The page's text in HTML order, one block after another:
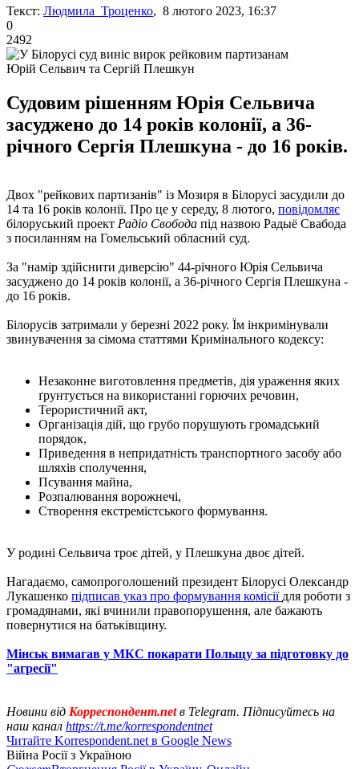
Текст: Людмила Троценко, 8 лютого 2023, 16:37
0
2492
Юрій Сельвич та Сергій Плешкун
Судовим рішенням Юрія Сельвича
засуджено до 14 років колонії, а 36-
річного Сергія Плешкуна - до 16 років.
Двох "рейкових партизанів" із Мозиря в Білорусі засудили до
14 та 16 років колонії. Про це у середу, 8 лютого, повідомляє
білоруський проект Радіо Свобода під назвою Радыё Свабода
з посиланням на Гомельський обласний суд.
За "намір здійснити диверсію" 44-річного Юрія Сельвича
засуджено до 14 років колонії, а 36-річного Сергія Плешкуна -
до 16 років.
Білорусів затримали у березні 2022 року. Їм інкримінували
звинувачення за сімома статтями Кримінального кодексу:
Незаконне виготовлення предметів, дія ураження яких
ґрунтується на використанні горючих речовин,
Терористичний акт,
Організація дій, що грубо порушують громадський
порядок,
Приведення в непридатність транспортного засобу або
шляхів сполучення,
Псування майна,
Розпалювання ворожнечі,
Створення екстремістського формування.
У родині Сельвича троє дітей, у Плешкуна двоє дітей.
Нагадаємо, самопроголошений президент Білорусі Олександр
Лукашенко підписав указ про формування комісії для роботи з
громадянами, які вчинили правопорушення, але бажають
повернутися на батьківщину.
Мінськ вимагав у МКС покарати Польщу за підготовку до
"агресії"
Новини від Корреспондент.netв Telegram. Підписуйтесь на
наш канал https://t.me/korrespondentnet
Читайте Korrespondent.net в Google News
Війна Росії з Україною